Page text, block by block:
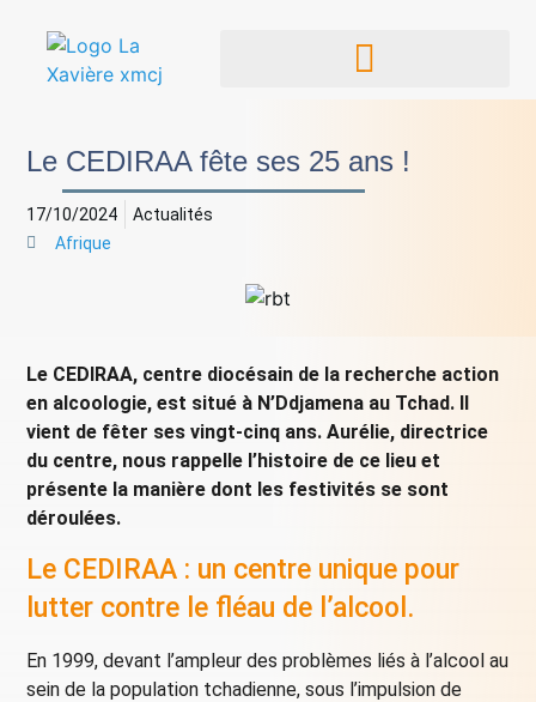
Le CEDIRAA fête ses 25 ans !
17/10/2024
Actualités
Afrique
Le CEDIRAA, centre diocésain de la recherche action
en alcoologie, est situé à N’Ddjamena au Tchad. Il
vient de fêter ses vingt-cinq ans. Aurélie, directrice
du centre, nous rappelle l’histoire de ce lieu et
présente la manière dont les festivités se sont
déroulées.
Le CEDIRAA : un centre unique pour
lutter contre le fléau de l’alcool.
En 1999, devant l’ampleur des problèmes liés à l’alcool au
sein de la population tchadienne, sous l’impulsion de